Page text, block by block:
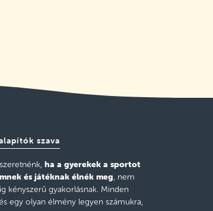
szava
ha a gyerekek a sportot
és játéknak élnék meg, nem
kényszerű gyakorlásnak. Minden
egy olyan élmény legyen számukra,